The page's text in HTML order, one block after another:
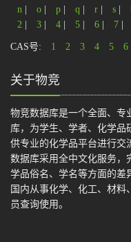
n
o p q r s
2
3 4 5 6 7
CAS号: 1 2 3 4 5 6
关于物竞
物竞数据库是一个全面、专
库，为学生、学者、化学品
供专业的化学品平台进行交
数据库采用全中文化服务，
学品俗名、学名等方面的差
国内从事化学、化工、材
员查询使用。